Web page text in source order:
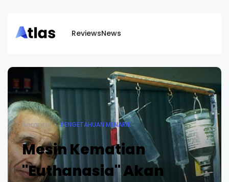
ReviewsNews
Beranda PENGETAHUAN MENARIK
Mesin Kematian
"Euthanasia" Akan